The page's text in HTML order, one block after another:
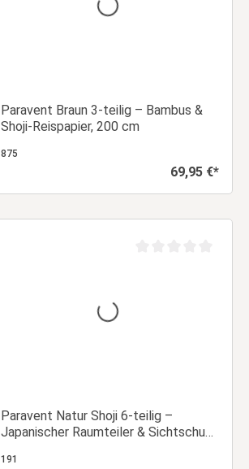
Paravent Braun 3-teilig – Bambus &
Shoji-Reispapier, 200 cm
875
Regulärer Preis:
69,95 €*
Paravent Natur Shoji 6-teilig –
Japanischer Raumteiler & Sichtschutz
191